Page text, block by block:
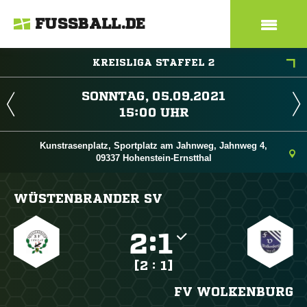
FUSSBALL.DE
KREISLIGA STAFFEL 2
 
 
Kunstrasenplatz, Sportplatz am Jahnweg, Jahnweg 4,
09337 Hohenstein-Ernstthal
WÜSTENBRANDER SV
:
[2 : 1]
FV WOLKENBURG